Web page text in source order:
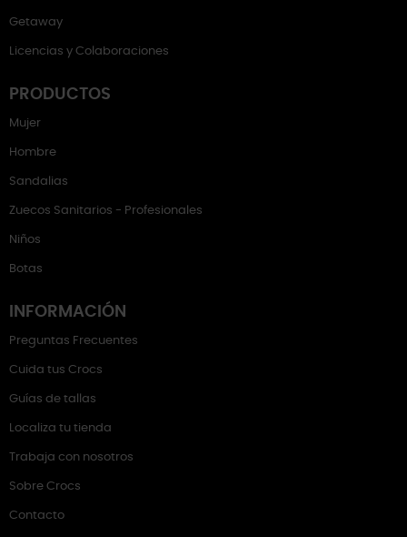
Getaway
Licencias y Colaboraciones
PRODUCTOS
Mujer
Hombre
Sandalias
Zuecos Sanitarios - Profesionales
Niños
Botas
INFORMACIÓN
Preguntas Frecuentes
Cuida tus Crocs
Guías de tallas
Localiza tu tienda
Trabaja con nosotros
Sobre Crocs
Contacto